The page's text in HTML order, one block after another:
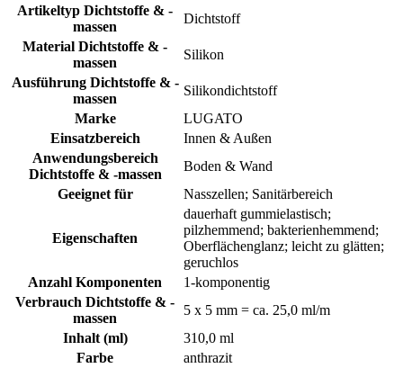
Artikeltyp Dichtstoffe & -
massen
Dichtstoff
Material Dichtstoffe & -
massen
Silikon
Ausführung Dichtstoffe & -
massen
Silikondichtstoff
Marke
LUGATO
Einsatzbereich
Innen & Außen
Anwendungsbereich
Dichtstoffe & -massen
Boden & Wand
Geeignet für
Nasszellen; Sanitärbereich
Eigenschaften
dauerhaft gummielastisch;
pilzhemmend; bakterienhemmend;
Oberflächenglanz; leicht zu glätten;
geruchlos
Anzahl Komponenten
1-komponentig
Verbrauch Dichtstoffe & -
massen
5 x 5 mm = ca. 25,0 ml/m
Inhalt (ml)
310,0 ml
Farbe
anthrazit